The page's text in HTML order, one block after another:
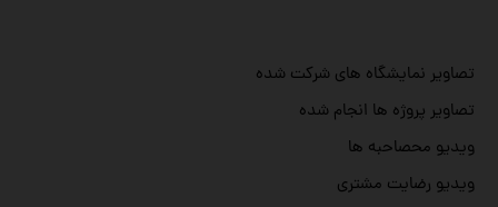
تصاویر نمایشگاه های شرکت شده
تصاویر پروژه ها انجام شده
ویدیو محصاحبه ها
ویدیو رضایت مشتری